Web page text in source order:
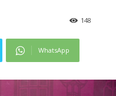
148
WhatsApp